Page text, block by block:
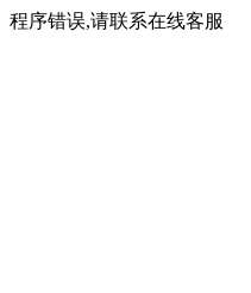
程序错误,请联系在线客服